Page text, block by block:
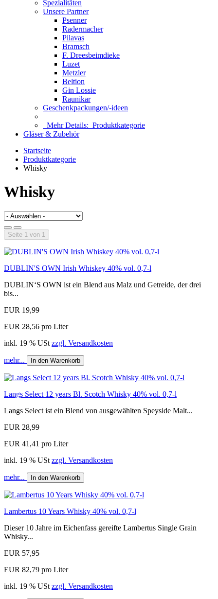
Spezialitäten
Unsere Partner
Psenner
Radermacher
Pilavas
Bramsch
F. Dreesbeimdieke
Luzet
Metzler
Beltion
Gin Lossie
Raunikar
Geschenkpackungen/-ideen
Mehr Details: Produktkategorie
Gläser & Zubehör
Startseite
Produktkategorie
Whisky
Whisky
Seite 1 von 1
DUBLIN'S OWN Irish Whiskey 40% vol. 0,7-l
DUBLIN‘S OWN ist ein Blend aus Malz und Getreide, der drei
bis...
EUR 19,99
EUR 28,56 pro Liter
inkl. 19 % USt zzgl. Versandkosten
mehr... In den Warenkorb
Langs Select 12 years Bl. Scotch Whisky 40% vol. 0,7-l
Langs Select ist ein Blend von ausgewählten Speyside Malt...
EUR 28,99
EUR 41,41 pro Liter
inkl. 19 % USt zzgl. Versandkosten
mehr... In den Warenkorb
Lambertus 10 Years Whisky 40% vol. 0,7-l
Dieser 10 Jahre im Eichenfass gereifte Lambertus Single Grain
Whisky...
EUR 57,95
EUR 82,79 pro Liter
inkl. 19 % USt zzgl. Versandkosten